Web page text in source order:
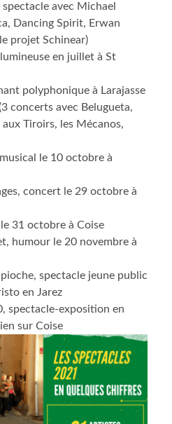
avec Michael
Dancing Spirit, Erwan
projet Schinear)
en juillet à St
polyphonique à Larajasse
concerts avec Belugueta,
Tiroirs, les Mécanos,
le 10 octobre à
concert le 29 octobre à
31 octobre à Coise
humour le 20 novembre à
spectacle jeune public
en Jarez
spectacle-exposition en
sur Coise